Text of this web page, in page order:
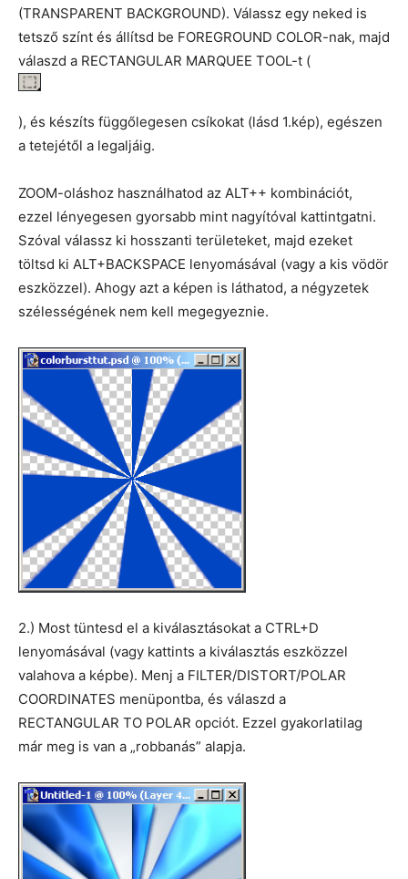
(TRANSPARENT BACKGROUND). Válassz egy neked is
tetsző színt és állítsd be FOREGROUND COLOR-nak, majd
válaszd a RECTANGULAR MARQUEE TOOL-t (
), és készíts függőlegesen csíkokat (lásd 1.kép), egészen
a tetejétől a legaljáig.
ZOOM-oláshoz használhatod az ALT++ kombinációt,
ezzel lényegesen gyorsabb mint nagyítóval kattintgatni.
Szóval válassz ki hosszanti területeket, majd ezeket
töltsd ki ALT+BACKSPACE lenyomásával (vagy a kis vödör
eszközzel). Ahogy azt a képen is láthatod, a négyzetek
szélességének nem kell megegyeznie.
2.) Most tüntesd el a kiválasztásokat a CTRL+D
lenyomásával (vagy kattints a kiválasztás eszközzel
valahova a képbe). Menj a FILTER/DISTORT/POLAR
COORDINATES menüpontba, és válaszd a
RECTANGULAR TO POLAR opciót. Ezzel gyakorlatilag
már meg is van a „robbanás” alapja.